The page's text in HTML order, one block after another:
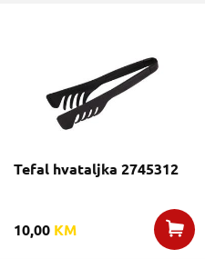
Tefal hvataljka 2745312
10,00 KM